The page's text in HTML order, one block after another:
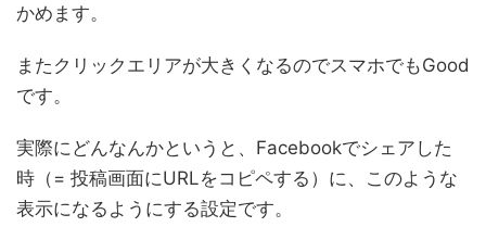
かめます。
またクリックエリアが大きくなるのでスマホでもGood
です。
実際にどんなんかというと、Facebookでシェアした
時（= 投稿画面にURLをコピペする）に、このような
表示になるようにする設定です。